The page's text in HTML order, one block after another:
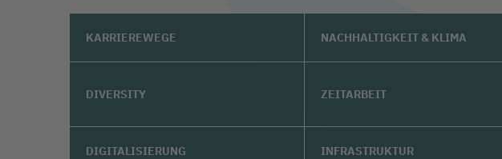
KARRIEREWEGE NACHHALTIGKEIT & KLIMA
DIVERSITY ZEITARBEIT
DIGITALISIERUNG INFRASTRUKTUR